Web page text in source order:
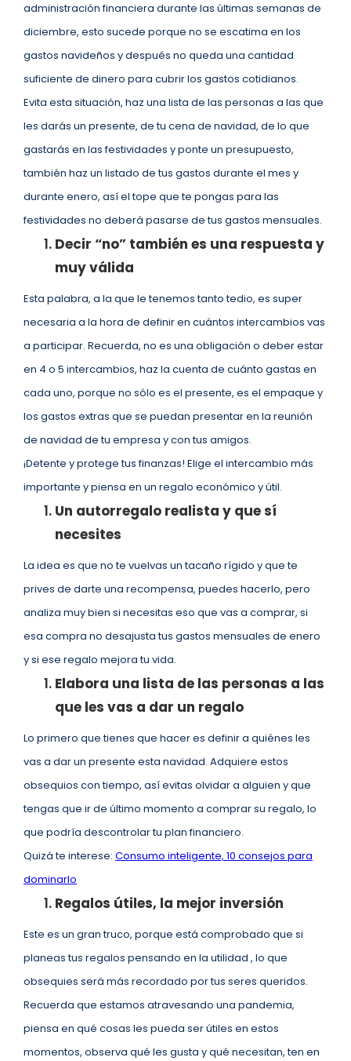
administración financiera durante las últimas semanas de
diciembre, esto sucede porque no se escatima en los
gastos navideños y después no queda una cantidad
suficiente de dinero para cubrir los gastos cotidianos.
Evita esta situación, haz una lista de las personas a las que
les darás un presente, de tu cena de navidad, de lo que
gastarás en las festividades y ponte un presupuesto,
también haz un listado de tus gastos durante el mes y
durante enero, así el tope que te pongas para las
festividades no deberá pasarse de tus gastos mensuales.
Decir “no” también es una respuesta y
muy válida
Esta palabra, a la que le tenemos tanto tedio, es super
necesaria a la hora de definir en cuántos intercambios vas
a participar. Recuerda, no es una obligación o deber estar
en 4 o 5 intercambios, haz la cuenta de cuánto gastas en
cada uno, porque no sólo es el presente, es el empaque y
los gastos extras que se puedan presentar en la reunión
de navidad de tu empresa y con tus amigos.
¡Detente y protege tus finanzas! Elige el intercambio más
importante y piensa en un regalo económico y útil.
Un autorregalo realista y que sí
necesites
La idea es que no te vuelvas un tacaño rígido y que te
prives de darte una recompensa, puedes hacerlo, pero
analiza muy bien si necesitas eso que vas a comprar, si
esa compra no desajusta tus gastos mensuales de enero
y si ese regalo mejora tu vida.
Elabora una lista de las personas a las
que les vas a dar un regalo
Lo primero que tienes que hacer es definir a quiénes les
vas a dar un presente esta navidad. Adquiere estos
obsequios con tiempo, así evitas olvidar a alguien y que
tengas que ir de último momento a comprar su regalo, lo
que podría descontrolar tu plan financiero.
Quizá te interese: Consumo inteligente, 10 consejos para
dominarlo
Regalos útiles, la mejor inversión
Este es un gran truco, porque está comprobado que si
planeas tus regalos pensando en la utilidad , lo que
obsequies será más recordado por tus seres queridos.
Recuerda que estamos atravesando una pandemia,
piensa en qué cosas les pueda ser útiles en estos
momentos, observa qué les gusta y qué necesitan, ten en